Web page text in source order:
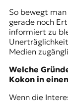
So bewegt
gerade noch
informiert zu
Medien
Welche
Kokon in
Wenn die